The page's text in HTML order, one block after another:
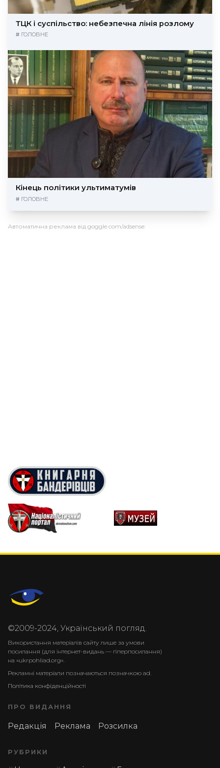
ТЦК і суспільство: небезпечна лінія розлому
# ГОЛОВНЕ
Кінець політики ультиматумів
# ГОЛОВНЕ
Автоматична реклама від goggle.com/adsense:
©2009-2024, Український погляд.
Використання матеріалів сайту лише за умови
посилання (для інтернет-видань — гіперпосилання)
на «ukrpohliad.org».
Рекламні матеріали позначаються позначкою ad.
Політика конфіденційності
ПРО ВИДАННЯ
Редакція Реклама Розсилка
РУБРИКИ